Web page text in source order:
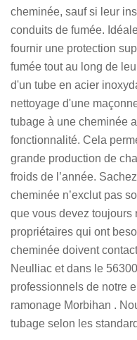
cheminée, sauf si leur
conduits de fumée.
fournir une protection
fumée tout au long de
d'un tube en acier
nettoyage d'une
tubage à une cheminée
fonctionnalité. Cela
grande production de
froids de l’année.
cheminée n’exclut pas
que vous devez toujours
propriétaires qui ont
cheminée doivent
Neulliac et dans le
professionnels de notre
ramonage Morbihan .
tubage selon les